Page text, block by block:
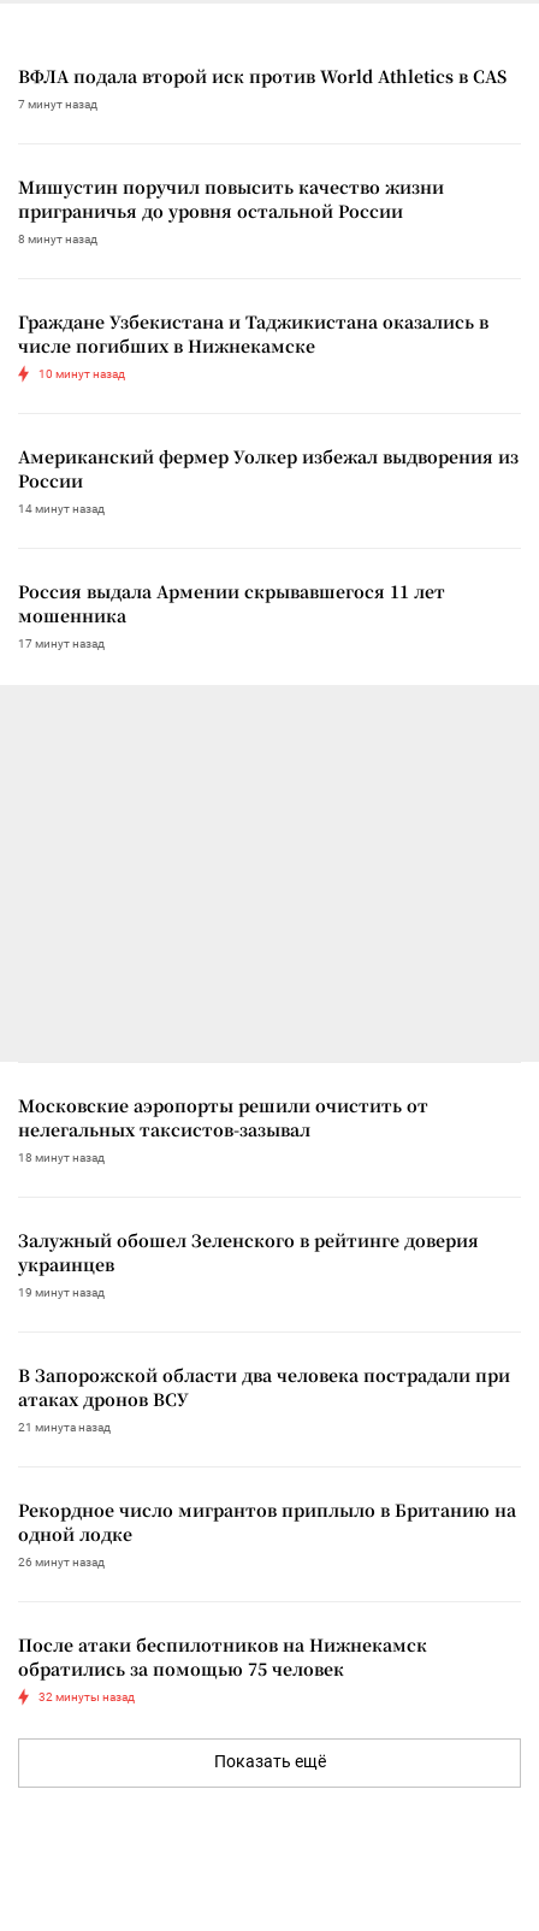
ВФЛА подала второй иск против World Athletics в CAS
7 минут назад
Мишустин поручил повысить качество жизни
приграничья до уровня остальной России
8 минут назад
Граждане Узбекистана и Таджикистана оказались в
числе погибших в Нижнекамске
10 минут назад
Американский фермер Уолкер избежал выдворения из
России
14 минут назад
Россия выдала Армении скрывавшегося 11 лет
мошенника
17 минут назад
Московские аэропорты решили очистить от
нелегальных таксистов-зазывал
18 минут назад
Залужный обошел Зеленского в рейтинге доверия
украинцев
19 минут назад
В Запорожской области два человека пострадали при
атаках дронов ВСУ
21 минута назад
Рекордное число мигрантов приплыло в Британию на
одной лодке
26 минут назад
После атаки беспилотников на Нижнекамск
обратились за помощью 75 человек
32 минуты назад
Показать ещё